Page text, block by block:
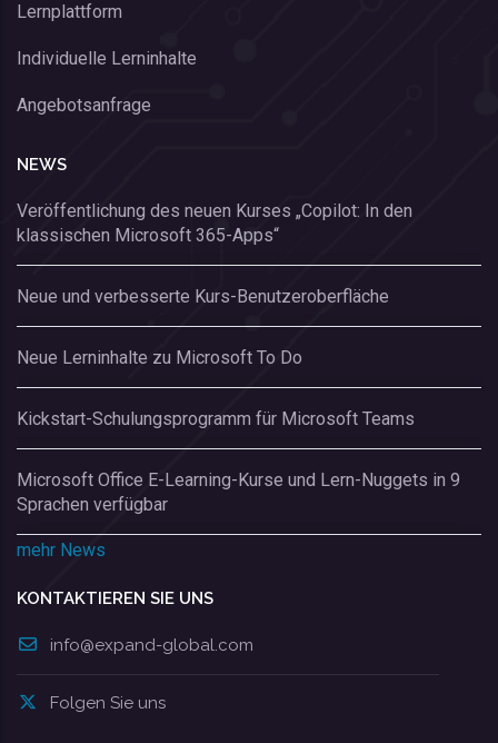
Lernplattform
Individuelle Lerninhalte
Angebotsanfrage
NEWS
Veröffentlichung des neuen Kurses „Copilot: In den
klassischen Microsoft 365-Apps“
Neue und verbesserte Kurs-Benutzeroberfläche
Neue Lerninhalte zu Microsoft To Do
Kickstart-Schulungsprogramm für Microsoft Teams
Microsoft Office E-Learning-Kurse und Lern-Nuggets in 9
Sprachen verfügbar
mehr News
KONTAKTIEREN SIE UNS
info@expand-global.com
Folgen Sie uns